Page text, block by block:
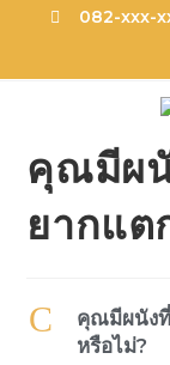
082-
คุณมีผ
ยากแต
C
คุณมีผนัง
หรือไม่?